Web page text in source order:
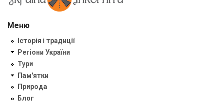
Меню
Історія і традиції
Регіони України
Тури
Пам'ятки
Природа
Блог